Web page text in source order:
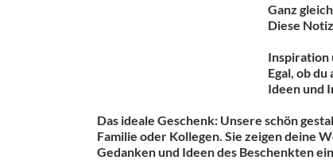
Ganz
Diese
Inspiration
Egal, ob
Ideen und
Das ideale Geschenk: Unsere schön
Familie oder Kollegen. Sie zeigen deine
Gedanken und Ideen des Beschenkten